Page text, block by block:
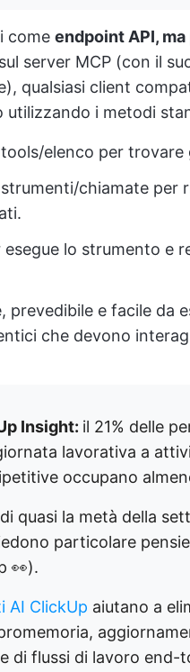
come endpoint API,
server MCP (con il
qualsiasi client
utilizzando i metodi
elenco per trovare
chiamate per
esegue lo strumento e
prevedibile e facile da
che devono
Insight: il 21% delle
lavorativa a
occupano
quasi la metà della
particolare
👀).
AI ClickUp aiutano a
di flussi di lavoro